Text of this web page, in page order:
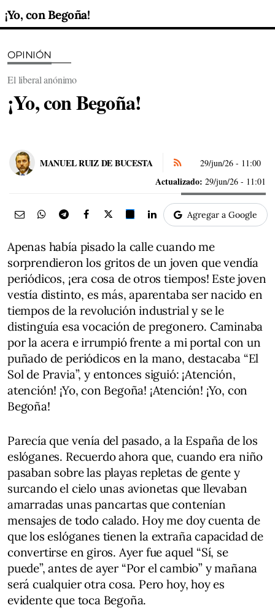
¡Yo, con Begoña!
OPINIÓN
El liberal anónimo
¡Yo, con Begoña!
MANUEL RUIZ DE BUCESTA 29/jun/26 - 11:00
Actualizado: 29/jun/26 - 11:01
Agregar a Google
Apenas había pisado la calle cuando me
sorprendieron los gritos de un joven que vendía
periódicos, ¡era cosa de otros tiempos! Este joven
vestía distinto, es más, aparentaba ser nacido en
tiempos de la revolución industrial y se le
distinguía esa vocación de pregonero. Caminaba
por la acera e irrumpió frente a mi portal con un
puñado de periódicos en la mano, destacaba “El
Sol de Pravia”, y entonces siguió: ¡Atención,
atención! ¡Yo, con Begoña! ¡Atención! ¡Yo, con
Begoña!
Parecía que venía del pasado, a la España de los
eslóganes. Recuerdo ahora que, cuando era niño
pasaban sobre las playas repletas de gente y
surcando el cielo unas avionetas que llevaban
amarradas unas pancartas que contenían
mensajes de todo calado. Hoy me doy cuenta de
que los eslóganes tienen la extraña capacidad de
convertirse en giros. Ayer fue aquel “Sí, se
puede”, antes de ayer “Por el cambio” y mañana
será cualquier otra cosa. Pero hoy, hoy es
evidente que toca Begoña.